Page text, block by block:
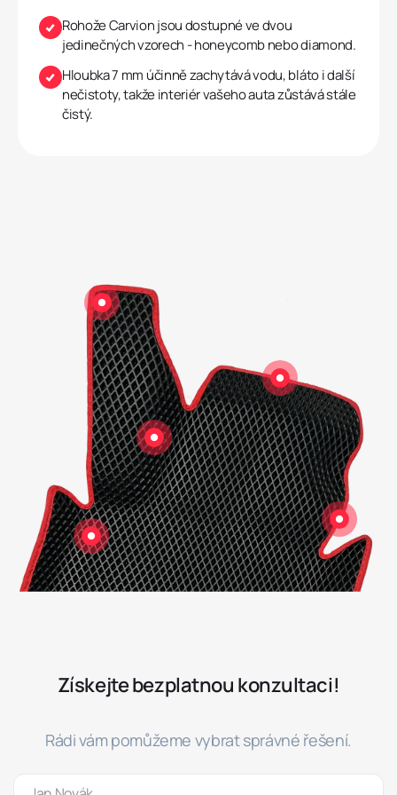
Rohože Carvion jsou dostupné ve dvou
jedinečných vzorech - honeycomb nebo diamond.
Hloubka 7 mm účinně zachytává vodu, bláto i další
nečistoty, takže interiér vašeho auta zůstává stále
čistý.
Získejte bezplatnou konzultaci!
Rádi vám pomůžeme vybrat správné řešení.